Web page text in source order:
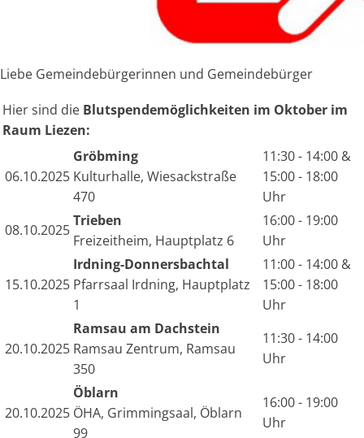
Liebe Gemeindebürgerinnen und Gemeindebürger
Hier sind die Blutspendemöglichkeiten im Oktober im
Raum Liezen:
06.10.2025
Gröbming
Kulturhalle, Wiesackstraße
470
11:30 - 14:00 &
15:00 - 18:00
Uhr
08.10.2025
Trieben
Freizeitheim, Hauptplatz 6
16:00 - 19:00
Uhr
15.10.2025
Irdning-Donnersbachtal
Pfarrsaal Irdning, Hauptplatz
1
11:00 - 14:00 &
15:00 - 18:00
Uhr
20.10.2025
Ramsau am Dachstein
Ramsau Zentrum, Ramsau
350
11:30 - 14:00
Uhr
20.10.2025
Öblarn
ÖHA, Grimmingsaal, Öblarn
99
16:00 - 19:00
Uhr